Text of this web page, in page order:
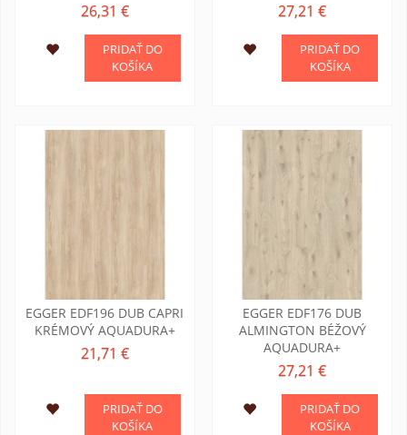
26,31 €
PRIDAŤ DO
KOŠÍKA
27,21 €
PRIDAŤ DO
KOŠÍKA
EGGER EDF196 DUB CAPRI
KRÉMOVÝ AQUADURA+
21,71 €
PRIDAŤ DO
KOŠÍKA
EGGER EDF176 DUB
ALMINGTON BÉŽOVÝ
AQUADURA+
27,21 €
PRIDAŤ DO
KOŠÍKA